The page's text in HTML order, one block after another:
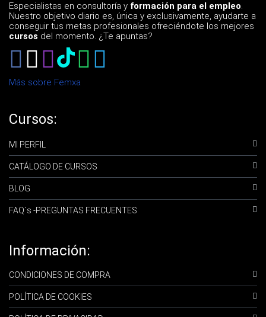
Especialistas en consultoría y formación para el empleo.
Nuestro objetivo diario es, única y exclusivamente, ayudarte a
conseguir tus metas profesionales ofreciéndote los mejores
cursos del momento. ¿Te apuntas?
Más sobre Femxa
Cursos:
MI PERFIL
CATÁLOGO DE CURSOS
BLOG
FAQ´s -PREGUNTAS FRECUENTES
Información:
CONDICIONES DE COMPRA
POLÍTICA DE COOKIES